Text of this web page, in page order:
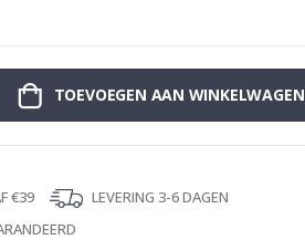
TOEVOEGEN AAN WINKELWAGEN
€39
LEVERING 3-6 DAGEN